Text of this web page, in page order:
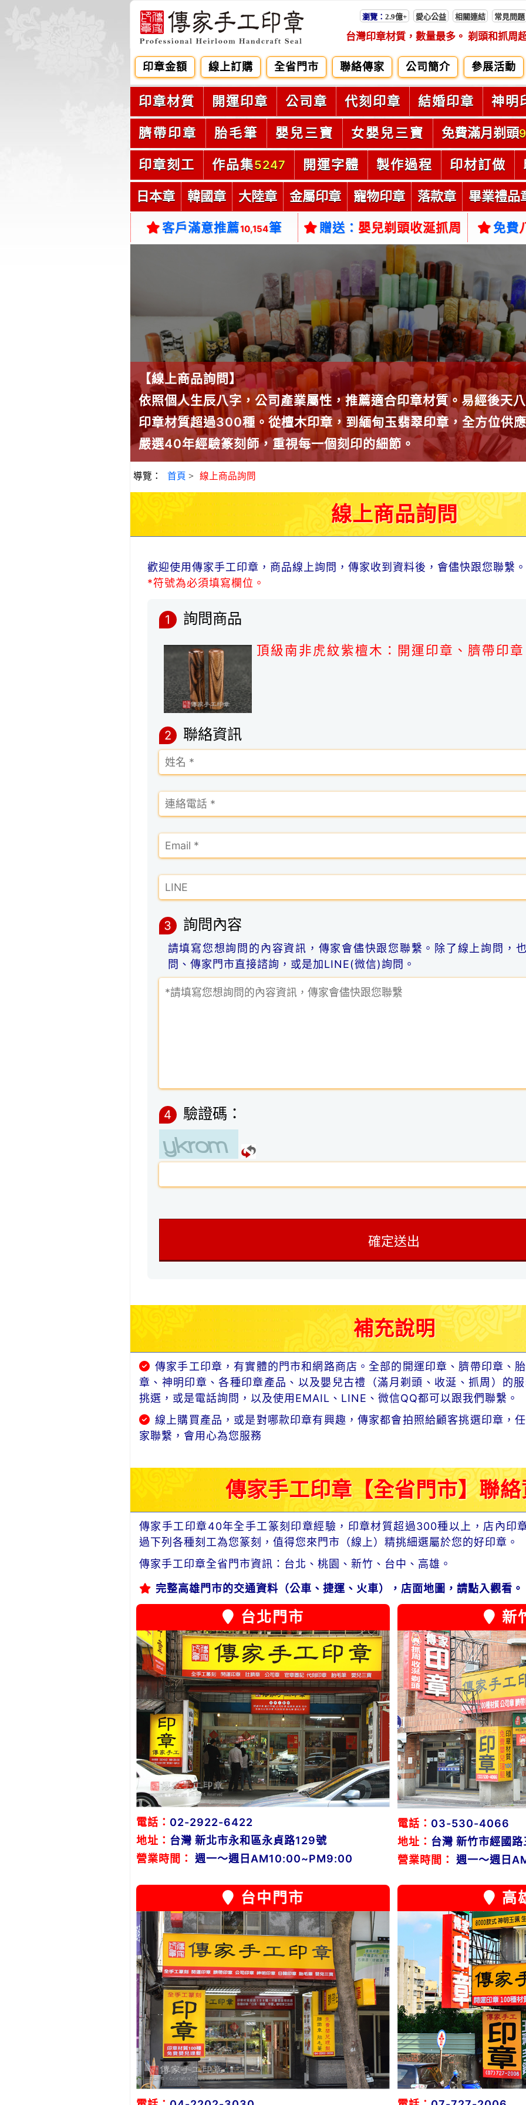
瀏覽： 2.9億+ 愛心公益 相關連結 常見問題
台灣印章材質，數量最多。 剃頭和抓周
印章金額 線上訂購 全省門市 聯絡傳家 公司簡介 參展活動
印章材質 開運印章 公司章 代刻印章 結婚印章 神明
臍帶印章 胎毛筆 嬰兒三寶 女嬰兒三寶 免費滿月剃頭
印章刻工 作品集5247 開運字體 製作過程 印材訂做
日本章 韓國章 大陸章 金屬印章 寵物印章 落款章 畢業禮品
客戶滿意推薦10,154筆 贈送： 嬰兒剃頭收涎抓周 免費
【線上商品詢問】
依照個人生辰八字，公司產業屬性，推薦適合印章材質。易經後天
印章材質超過300種。從檀木印章，到緬甸玉翡翠印章，全方位供應
嚴選40年經驗篆刻師，重視每一個刻印的細節。
導覽： 首頁 > 線上商品詢問
線上商品詢問
歡迎使用傳家手工印章，商品線上詢問，傳家收到資料後，會儘快跟您聯繫。
*符號為必須填寫欄位。
1 詢問商品
頂級南非虎紋紫檀木：開運印章、臍帶印章
2 聯絡資訊
3 詢問內容
請填寫您想詢問的內容資訊，傳家會儘快跟您聯繫。除了線上詢問，
問、傳家門市直接諮詢，或是加LINE(微信)詢問。
4 驗證碼：
補充說明
傳家手工印章，有實體的門市和網路商店。全部的開運印章、臍帶印章、
章、神明印章、各種印章產品、以及嬰兒古禮（滿月剃頭、收涎、抓周）的
挑選，或是電話詢問，以及使用EMAIL、LINE、微信QQ都可以跟我們聯繫。
線上購買產品，或是對哪款印章有興趣，傳家都會拍照給顧客挑選印章，
家聯繫，會用心為您服務
傳家手工印章【全省門市】聯
傳家手工印章40年全手工篆刻印章經驗，印章材質超過300種以上，店內印
過下列各種刻工為您篆刻，值得您來門市（線上）精挑細選屬於您的好印章。
傳家手工印章全省門市資訊：台北、桃園、新竹、台中、高雄。
完整高雄門市的交通資料（公車、捷運、火車），店面地圖，請點入觀看。
台北門市
電話： 02-2922-6422
地址： 台灣 新北市永和區永貞路129號
營業時間：
週一～週日AM10:00~PM9:00
新
電話： 03-530-4066
地址： 台灣 新竹市經國
營業時間：
週一～週日
台中門市 高